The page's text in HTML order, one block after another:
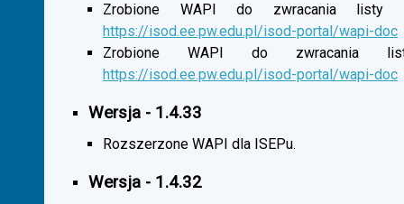
Zrobione WAPI do zwracania listy
https://isod.ee.pw.edu.pl/isod-portal/wapi-doc
Zrobione WAPI do zwracania listy
https://isod.ee.pw.edu.pl/isod-portal/wapi-doc
Wersja - 1.4.33
Rozszerzone WAPI dla ISEPu.
Wersja - 1.4.32